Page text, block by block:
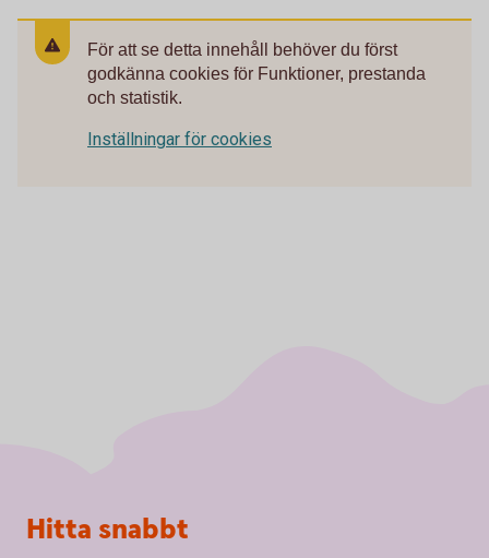
För att se detta innehåll behöver du först
godkänna cookies för Funktioner, prestanda
och statistik.
Inställningar för cookies
Sidfot
Hitta snabbt